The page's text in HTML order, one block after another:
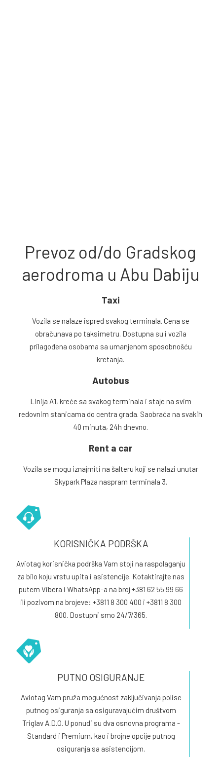
Prevoz od/do Gradskog
aerodroma u Abu Dabiju
Taxi
Vozila se nalaze ispred svakog terminala. Cena se
obračunava po taksimetru. Dostupna su i vozila
prilagođena osobama sa umanjenom sposobnošću
kretanja.
Autobus
Linija A1, kreće sa svakog terminala i staje na svim
redovnim stanicama do centra grada. Saobraća na svakih
40 minuta, 24h dnevno.
Rent a car
Vozila se mogu iznajmiti na šalteru koji se nalazi unutar
Skypark Plaza naspram terminala 3.
KORISNIČKA PODRŠKA
Aviotag korisnička podrška Vam stoji na raspolaganju
za bilo koju vrstu upita i asistencije. Kotaktirajte nas
putem Vibera i WhatsApp-a na broj+381 62 55 99 66
ili pozivom na brojeve:+3811 8 300 400 i+3811 8 300
800. Dostupni smo 24/7/365.
PUTNO OSIGURANJE
Aviotag Vam pruža mogućnost zaključivanja polise
putnog osiguranja sa osiguravajućim društvom
Triglav A.D.O. U ponudi su dva osnovna programa -
Standard i Premium, kao i brojne opcije putnog
osiguranja sa asistencijom.